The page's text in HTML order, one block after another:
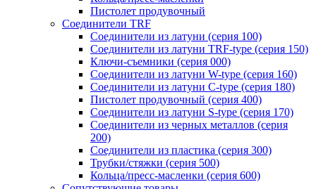
Пистолет продувочный
Соединители TRF
Соединители из латуни (серия 100)
Соединители из латуни TRF-type (серия 150)
Ключи-съемники (серия 000)
Соединители из латуни W-type (серия 160)
Соединители из латуни С-type (серия 180)
Пистолет продувочный (серия 400)
Соединители из латуни S-type (серия 170)
Соединители из черных металлов (серия
200)
Соединители из пластика (серия 300)
Трубки/стяжки (серия 500)
Кольца/пресс-масленки (серия 600)